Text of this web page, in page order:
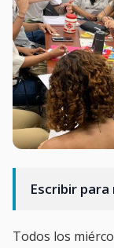
Escribir
Todos los